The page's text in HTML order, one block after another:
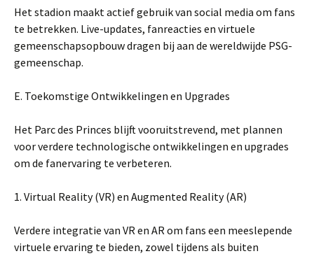
Het stadion maakt actief gebruik van social media om fans
te betrekken. Live-updates, fanreacties en virtuele
gemeenschapsopbouw dragen bij aan de wereldwijde PSG-
gemeenschap.
E. Toekomstige Ontwikkelingen en Upgrades
Het Parc des Princes blijft vooruitstrevend, met plannen
voor verdere technologische ontwikkelingen en upgrades
om de fanervaring te verbeteren.
1. Virtual Reality (VR) en Augmented Reality (AR)
Verdere integratie van VR en AR om fans een meeslepende
virtuele ervaring te bieden, zowel tijdens als buiten